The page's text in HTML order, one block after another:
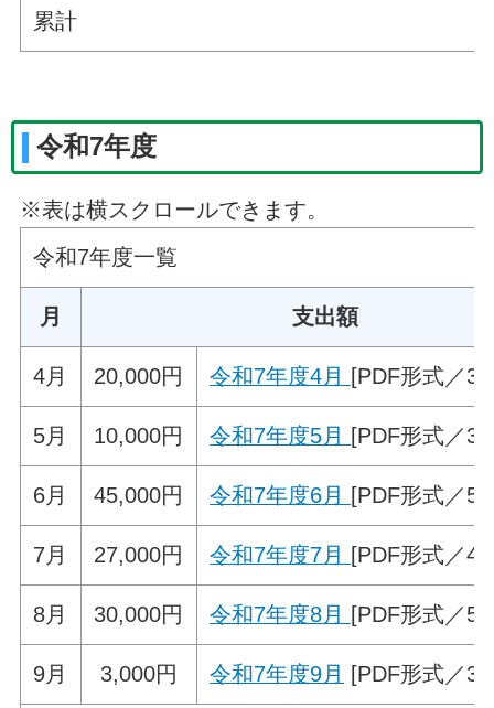
累計
令和7年度
※表は横スクロールできます。
令和7年度一覧
月 支出額
4月 20,000円 令和7年度4月 [PDF形式／
5月 10,000円 令和7年度5月 [PDF形式／
6月 45,000円 令和7年度6月 [PDF形式／
7月 27,000円 令和7年度7月 [PDF形式／
8月 30,000円 令和7年度8月 [PDF形式／
9月 3,000円 令和7年度9月 [PDF形式／